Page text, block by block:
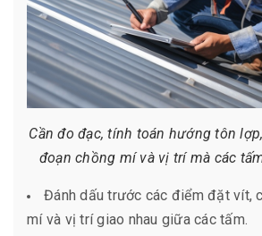
Cần đo đạc, tính toán hướng tôn
đoạn chồng mí và vị trí mà các
Đánh dấu trước các điểm đặt vít,
mí và vị trí giao nhau giữa các tấm.